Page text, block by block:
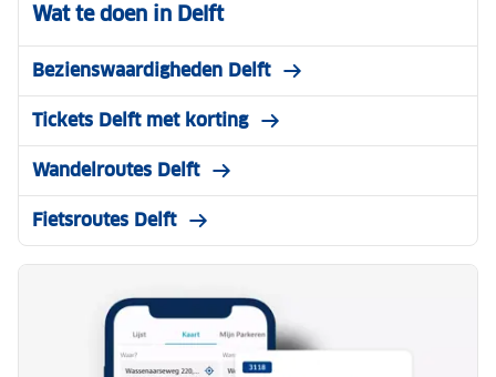
Wat te doen in Delft
Bezienswaardigheden Delft
Tickets Delft met korting
Wandelroutes Delft
Fietsroutes Delft